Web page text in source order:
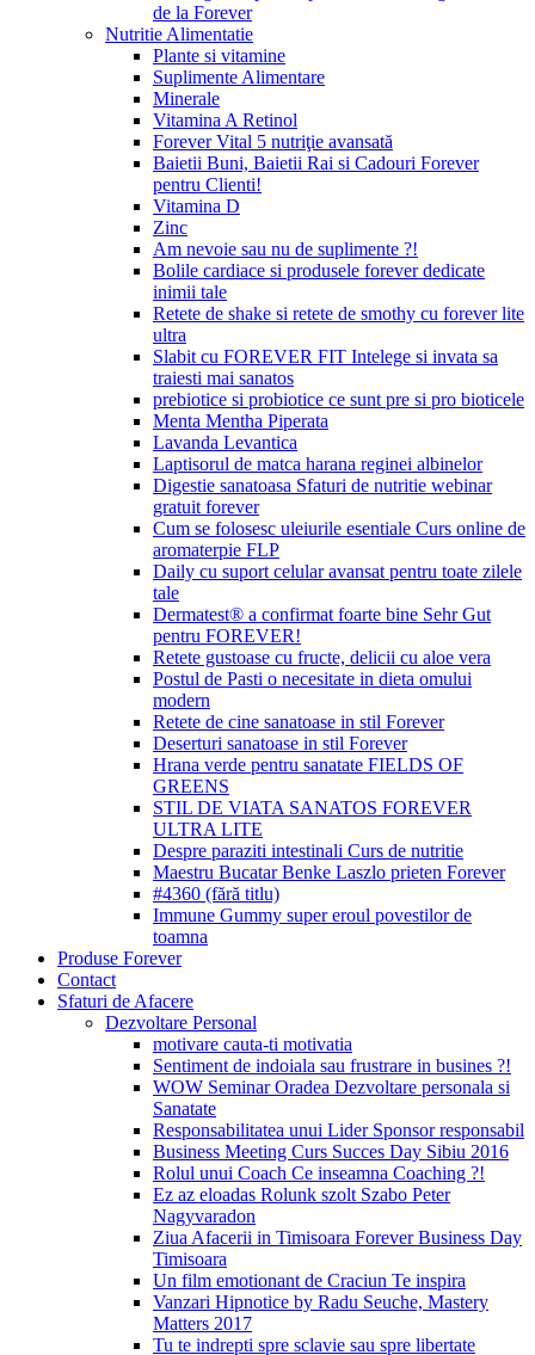
de la Forever
Nutritie Alimentatie
Plante si vitamine
Suplimente Alimentare
Minerale
Vitamina A Retinol
Forever Vital 5 nutriţie avansată
Baietii Buni, Baietii Rai si Cadouri Forever
pentru Clienti!
Vitamina D
Zinc
Am nevoie sau nu de suplimente ?!
Bolile cardiace si produsele forever dedicate
inimii tale
Retete de shake si retete de smothy cu forever lite
ultra
Slabit cu FOREVER FIT Intelege si invata sa
traiesti mai sanatos
prebiotice si probiotice ce sunt pre si pro bioticele
Menta Mentha Piperata
Lavanda Levantica
Laptisorul de matca harana reginei albinelor
Digestie sanatoasa Sfaturi de nutritie webinar
gratuit forever
Cum se folosesc uleiurile esentiale Curs online de
aromaterpie FLP
Daily cu suport celular avansat pentru toate zilele
tale
Dermatest® a confirmat foarte bine Sehr Gut
pentru FOREVER!
Retete gustoase cu fructe, delicii cu aloe vera
Postul de Pasti o necesitate in dieta omului
modern
Retete de cine sanatoase in stil Forever
Deserturi sanatoase in stil Forever
Hrana verde pentru sanatate FIELDS OF
GREENS
STIL DE VIATA SANATOS FOREVER
ULTRA LITE
Despre paraziti intestinali Curs de nutritie
Maestru Bucatar Benke Laszlo prieten Forever
#4360 (fără titlu)
Immune Gummy super eroul povestilor de
toamna
Produse Forever
Contact
Sfaturi de Afacere
Dezvoltare Personal
motivare cauta-ti motivatia
Sentiment de indoiala sau frustrare in busines ?!
WOW Seminar Oradea Dezvoltare personala si
Sanatate
Responsabilitatea unui Lider Sponsor responsabil
Business Meeting Curs Succes Day Sibiu 2016
Rolul unui Coach Ce inseamna Coaching ?!
Ez az eloadas Rolunk szolt Szabo Peter
Nagyvaradon
Ziua Afacerii in Timisoara Forever Business Day
Timisoara
Un film emotionant de Craciun Te inspira
Vanzari Hipnotice by Radu Seuche, Mastery
Matters 2017
Tu te indrepti spre sclavie sau spre libertate